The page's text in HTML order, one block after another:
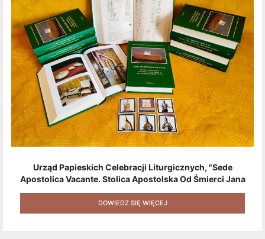
Urząd Papieskich Celebracji Liturgicznych, "Sede
Apostolica Vacante. Stolica Apostolska Od Śmierci Jana
Pawła II Do Wyboru Benedykta XVI" [2020] + Zestaw 6
Naklejek + Książka Niespodzianka + Kod Rabatowy Na
Kolejne Zakupy
DOWIEDZ SIĘ WIĘCEJ